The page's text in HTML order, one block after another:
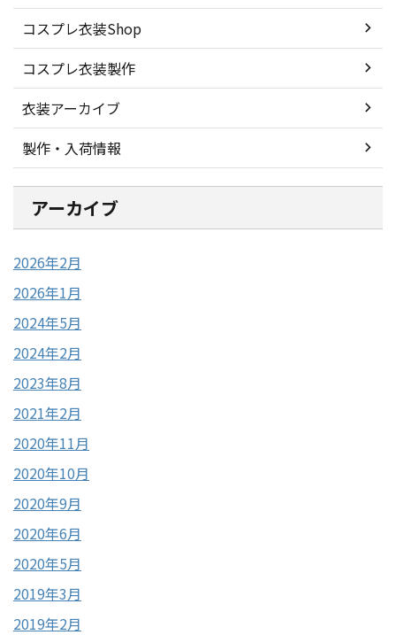
コスプレ衣装Shop
コスプレ衣装製作
衣装アーカイブ
製作・入荷情報
アーカイブ
2026年2月
2026年1月
2024年5月
2024年2月
2023年8月
2021年2月
2020年11月
2020年10月
2020年9月
2020年6月
2020年5月
2019年3月
2019年2月